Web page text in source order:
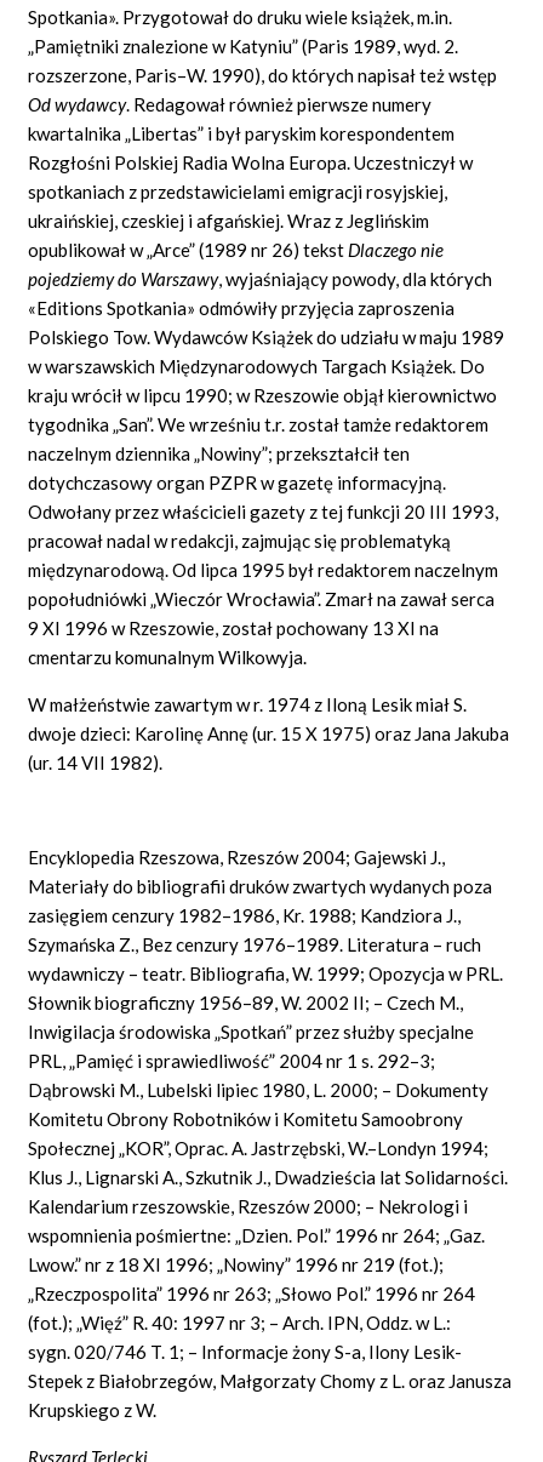
Spotkania». Przygotował do druku wiele książek, m.in.
„Pamiętniki znalezione w Katyniu” (Paris 1989, wyd. 2.
rozszerzone, Paris–W. 1990), do których napisał też wstęp
Od wydawcy. Redagował również pierwsze numery
kwartalnika „Libertas” i był paryskim korespondentem
Rozgłośni Polskiej Radia Wolna Europa. Uczestniczył w
spotkaniach z przedstawicielami emigracji rosyjskiej,
ukraińskiej, czeskiej i afgańskiej. Wraz z Jeglińskim
opublikował w „Arce” (1989 nr 26) tekst Dlaczego nie
pojedziemy do Warszawy, wyjaśniający powody, dla których
«Editions Spotkania» odmówiły przyjęcia zaproszenia
Polskiego Tow. Wydawców Książek do udziału w maju 1989
w warszawskich Międzynarodowych Targach Książek. Do
kraju wrócił w lipcu 1990; w Rzeszowie objął kierownictwo
tygodnika „San”. We wrześniu t.r. został tamże redaktorem
naczelnym dziennika „Nowiny”; przekształcił ten
dotychczasowy organ PZPR w gazetę informacyjną.
Odwołany przez właścicieli gazety z tej funkcji 20 III 1993,
pracował nadal w redakcji, zajmując się problematyką
międzynarodową. Od lipca 1995 był redaktorem naczelnym
popołudniówki „Wieczór Wrocławia”. Zmarł na zawał serca
9 XI 1996 w Rzeszowie, został pochowany 13 XI na
cmentarzu komunalnym Wilkowyja.
W małżeństwie zawartym w r. 1974 z Iloną Lesik miał S.
dwoje dzieci: Karolinę Annę (ur. 15 X 1975) oraz Jana Jakuba
(ur. 14 VII 1982).
Encyklopedia Rzeszowa, Rzeszów 2004; Gajewski J.,
Materiały do bibliografii druków zwartych wydanych poza
zasięgiem cenzury 1982–1986, Kr. 1988; Kandziora J.,
Szymańska Z., Bez cenzury 1976–1989. Literatura – ruch
wydawniczy – teatr. Bibliografia, W. 1999; Opozycja w PRL.
Słownik biograficzny 1956–89, W. 2002 II; – Czech M.,
Inwigilacja środowiska „Spotkań” przez służby specjalne
PRL, „Pamięć i sprawiedliwość” 2004 nr 1 s. 292–3;
Dąbrowski M., Lubelski lipiec 1980, L. 2000; – Dokumenty
Komitetu Obrony Robotników i Komitetu Samoobrony
Społecznej „KOR”, Oprac. A. Jastrzębski, W.–Londyn 1994;
Klus J., Lignarski A., Szkutnik J., Dwadzieścia lat Solidarności.
Kalendarium rzeszowskie, Rzeszów 2000; – Nekrologi i
wspomnienia pośmiertne: „Dzien. Pol.” 1996 nr 264; „Gaz.
Lwow.” nr z 18 XI 1996; „Nowiny” 1996 nr 219 (fot.);
„Rzeczpospolita” 1996 nr 263; „Słowo Pol.” 1996 nr 264
(fot.); „Więź” R. 40: 1997 nr 3; – Arch. IPN, Oddz. w L.:
sygn. 020/746 T. 1; – Informacje żony S-a, Ilony Lesik-
Stepek z Białobrzegów, Małgorzaty Chomy z L. oraz Janusza
Krupskiego z W.
Ryszard Terlecki